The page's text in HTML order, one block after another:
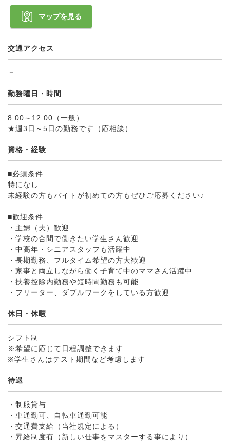
マップを見る
交通アクセス
－
勤務曜日・時間
8:00～12:00（一般）
★週3日～5日の勤務です（応相談）
資格・経験
■必須条件
特になし
未経験の方もバイトが初めての方もぜひご応募ください♪
■歓迎条件
・主婦（夫）歓迎
・学校の合間で働きたい学生さん歓迎
・中高年・シニアスタッフも活躍中
・長期勤務、フルタイム希望の方大歓迎
・家事と両立しながら働く子育て中のママさん活躍中
・扶養控除内勤務や短時間勤務も可能
・フリーター、ダブルワークをしている方歓迎
休日・休暇
シフト制
※希望に応じて日程調整できます
※学生さんはテスト期間など考慮します
待遇
・制服貸与
・車通勤可、自転車通勤可能
・交通費支給（当社規定による）
・昇給制度有（新しい仕事をマスターする事により）